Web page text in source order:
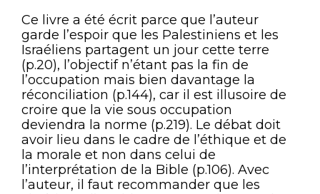
Ce livre a été écrit parce que l’auteur
garde l’espoir que les Palestiniens et les
Israéliens partagent un jour cette terre
(p.20), l’objectif n’étant pas la fin de
l’occupation mais bien davantage la
réconciliation (p.144), car il est i llusoire de
croire que la vie sous occupation
deviendra la norme (p.219). Le débat doit
avoir lieu dans le cadre de l’éthique et de
la morale et non dans celui de
l’interprétation de la Bible (p.106). Avec
l’auteur, il faut recommander que les